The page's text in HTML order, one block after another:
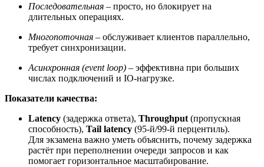
Последовательная – просто, но блокирует на
длительных операциях.
Многопоточная – обслуживает клиентов параллельно,
требует синхронизации.
Асинхронная (event loop) – эффективна при больших
числах подключений и IO-нагрузке.
Показатели качества:
Latency (задержка ответа), Throughput (пропускная
способность), Tail latency (95-й/99-й перцентиль).
Для экзамена важно уметь объяснить, почему задержка
растёт при переполнении очереди запросов и как
помогает горизонтальное масштабирование.